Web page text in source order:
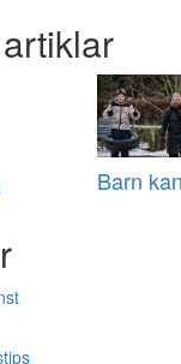
Barn